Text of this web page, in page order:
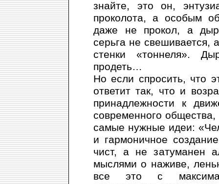
знайте, это он,
проколота, а особым
даже не прокол, а
серьга не свешивается,
стенки «тоннеля».
продеть…
Но если спросить, что
ответит так, что и
принадлежности к
современного
самые нужные идеи:
и гармоничное
чист, а не затуманен
мыслями о наживе,
все это с